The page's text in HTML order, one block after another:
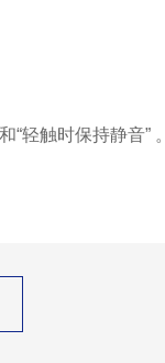
轻触时保持静音” 。